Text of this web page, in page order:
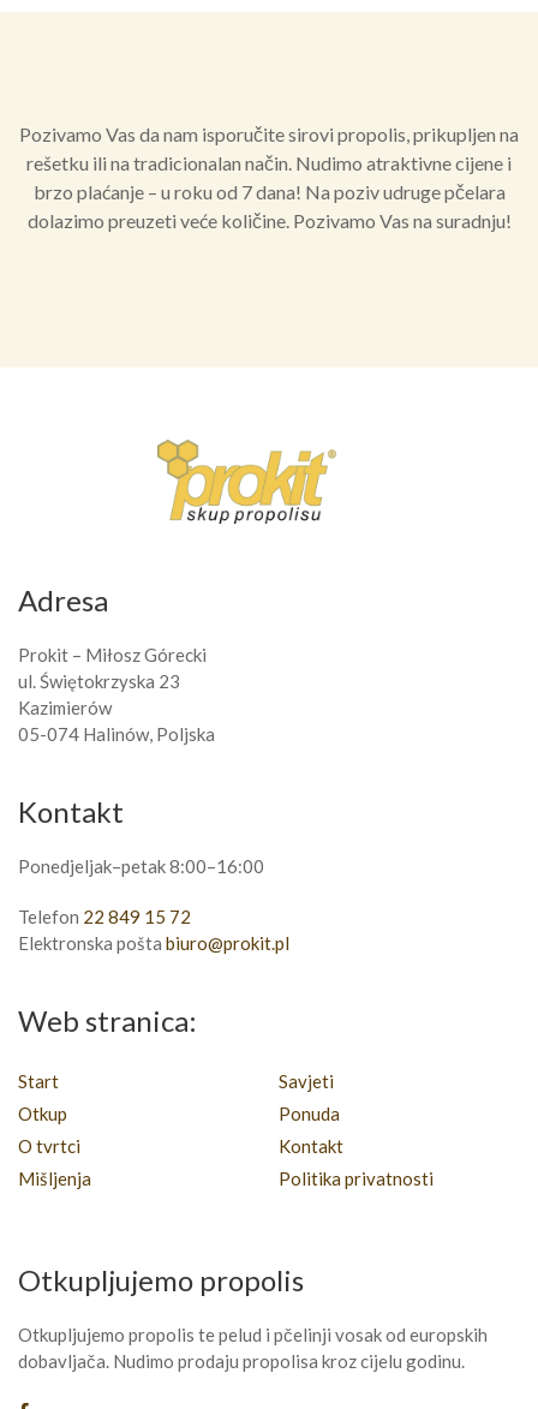
Pozivamo Vas da nam isporučite sirovi propolis, prikupljen na
rešetku ili na tradicionalan način. Nudimo atraktivne cijene i
brzo plaćanje – u roku od 7 dana! Na poziv udruge pčelara
dolazimo preuzeti veće količine. Pozivamo Vas na suradnju!
Adresa
Prokit – Miłosz Górecki
ul. Świętokrzyska 23
Kazimierów
05-074 Halinów, Poljska
Kontakt
Ponedjeljak–petak 8:00–16:00
Telefon 22 849 15 72
Elektronska pošta biuro@prokit.pl
Web stranica:
Start
Otkup
O tvrtci
Mišljenja
Savjeti
Ponuda
Kontakt
Politika privatnosti
Otkupljujemo propolis
Otkupljujemo propolis te pelud i pčelinji vosak od europskih
dobavljača. Nudimo prodaju propolisa kroz cijelu godinu.